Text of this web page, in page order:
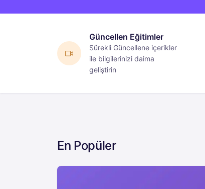
Güncellen Eğitimler
Sürekli Güncellene içerikler
ile bilgilerinizi daima
geliştirin
En Popüler